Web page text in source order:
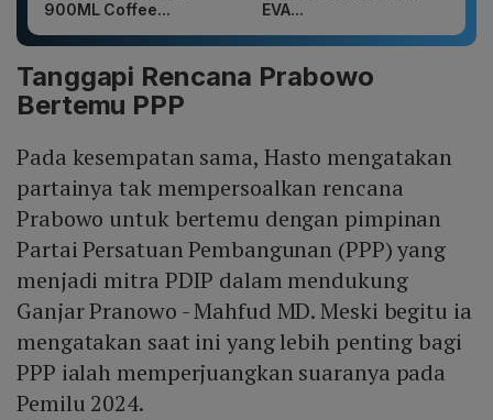
900ML Coffee...
EVA...
Tanggapi Rencana Prabowo
Bertemu PPP
Pada kesempatan sama, Hasto mengatakan
partainya tak mempersoalkan rencana
Prabowo untuk bertemu dengan pimpinan
Partai Persatuan Pembangunan (PPP) yang
menjadi mitra PDIP dalam mendukung
Ganjar Pranowo - Mahfud MD. Meski begitu ia
mengatakan saat ini yang lebih penting bagi
PPP ialah memperjuangkan suaranya pada
Pemilu 2024.